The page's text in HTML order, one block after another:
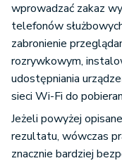
wprowadzać zakaz
telefonów
zabronienie
rozrywkowym,
udostępniania
sieci Wi-Fi do
Jeżeli powyżej
rezultatu, wówczas
znacznie bardziej